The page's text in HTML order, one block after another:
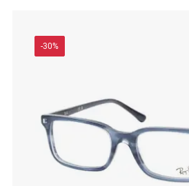
-30%